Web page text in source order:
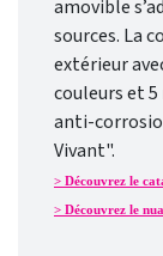
amovible
sources. La
extérieur
couleurs et
anti-
Vivant".
> Découvrez le
> Découvrez le